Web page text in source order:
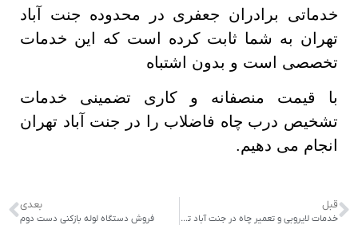
خدماتی برادران جعفری در محدوده جنت آباد
تهران به شما ثابت کرده است که این خدمات
تخصصی است و بدون اشتباه
با قیمت منصفانه و کاری تضمینی خدمات
تشخیص درب چاه فاضلاب را در جنت آباد تهران
انجام می دهیم.
قبل
خدمات لایروبی و تعمیر چاه در جنت آباد تهران
بعدی
فروش دستگاه لوله بازکنی دست دوم